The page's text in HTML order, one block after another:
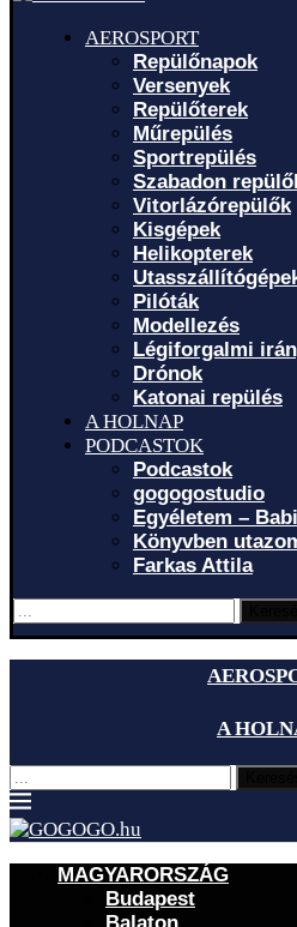
AEROSPORT
Repülőnapok
Versenyek
Repülőterek
Műrepülés
Sportrepülés
Szabadon
Vitorlázórepülők
Kisgépek
Helikopterek
Pilóták
Modellezés
Légiforgalmi
Drónok
Katonai repülés
A HOLNAP
PODCASTOK
Podcastok
gogogostudio
Egyéletem –
Könyvben
Farkas Attila
A
MAGYARORSZÁG
Budapest